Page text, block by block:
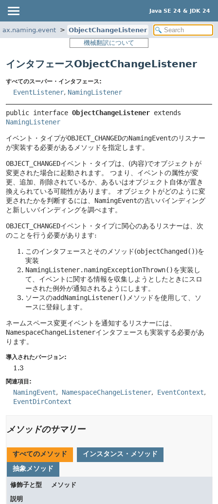
Java SE 24 & JDK 24
ObjectChangeListener
機械翻訳について
インタフェースObjectChangeListener
すべてのスーパー・インタフェース:
EventListener, NamingListener
public interface ObjectChangeListener
NamingListener
イベント・タイプがOBJECT_CHANGEDのNamingEventのリスナー
が実装する必要があるメソッドを指定します。
OBJECT_CHANGEDイベント・タイプは、(内容)でオブジェクトが
変更された場合に起動されます。
つまり、イベントの属性が変
更、追加、削除されているか、あるいはオブジェクト自体が置き
換えられている可能性があります。
オブジェクトがどのように変
更されたかを判断するには、 NamingEventの古いバインディング
と新しいバインディングを調べます。
OBJECT_CHANGEDイベント・タイプに関心のあるリスナーは、次
のことを行う必要があります:
このインタフェースとそのメソッド(objectChanged())を
実装
NamingListener.namingExceptionThrown()を実装し
て、イベントに関する情報を収集しようとしたときにスロ
ーされた例外が通知されるようにします。
ソースのaddNamingListener() メソッドを使用して、ソ
ースに登録します。
ネームスペース変更イベントを通知するリスナーには、
NamespaceChangeListenerインタフェースも実装する必要があ
ります。
導入されたバージョン:
1.3
関連項目:
NamingEvent NamespaceChangeListener
EventContext
EventDirContext
メソッドのサマリー
すべてのメソッド
インスタンス・メソッド
抽象メソッド
修飾子と型
メソッド
説明